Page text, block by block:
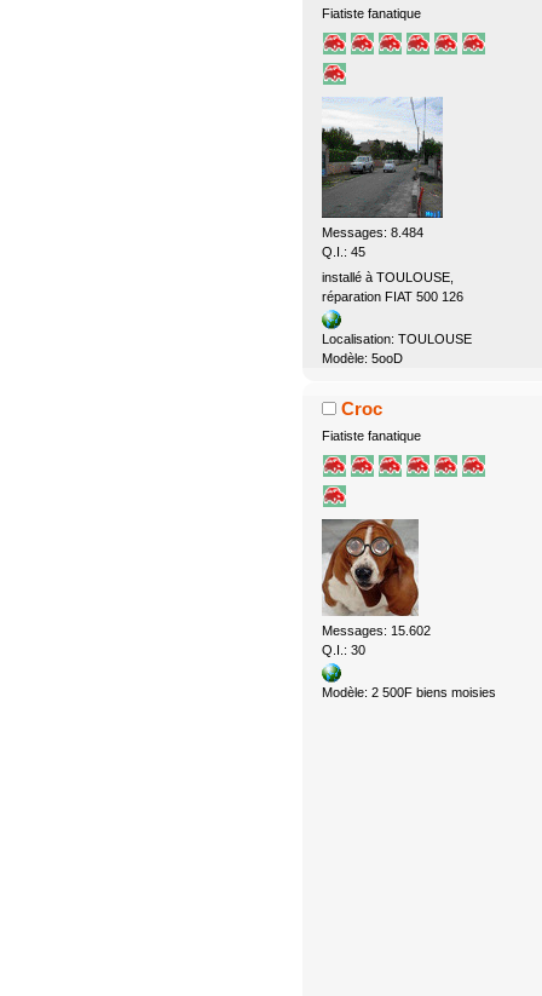
Fiatiste fanatique
Messages: 8.484
Q.I.: 45
installé à TOULOUSE,
réparation FIAT 500 126
Localisation: TOULOUSE
Modèle: 5ooD
Croc
Fiatiste fanatique
Messages: 15.602
Q.I.: 30
Modèle: 2 500F biens moisies